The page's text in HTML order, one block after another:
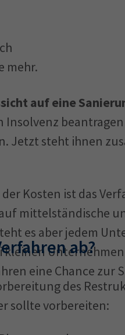
mehr.
auf eine
Jetzt steht ihnen
Kosten ist das
mittelständische
es aber jedem
eine Chance zur
ab?
des
sollte vorbereiten: